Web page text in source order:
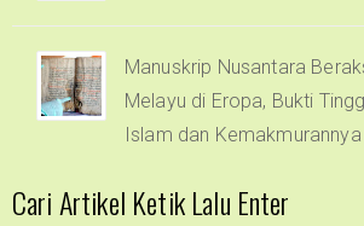
Manuskrip Nusantara
Melayu di Eropa, Bukti
Islam dan Kemakmurannya
Cari Artikel Ketik Lalu Enter